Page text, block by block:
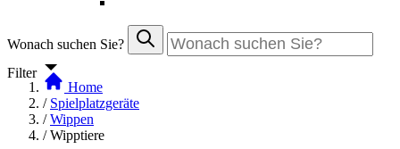
Wonach suchen Sie?
Filter
Home
/ Spielplatzgeräte
/ Wippen
/ Wipptiere